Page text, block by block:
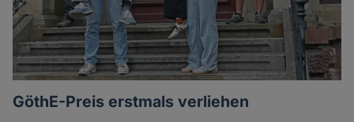
GöthE-Preis erstmals verliehen